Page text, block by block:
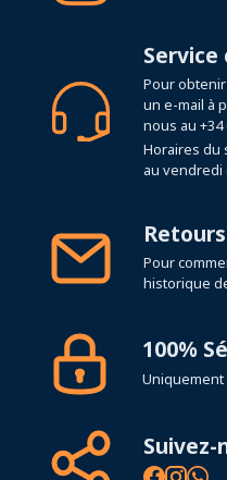
Service
Pour
un e-mail à
nous au +34
Horaires du
au vendredi
Retours
Pour
historique
100%
Suivez-